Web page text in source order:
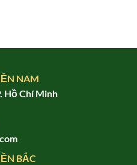
NAM
Hồ Chí Minh
BẮC